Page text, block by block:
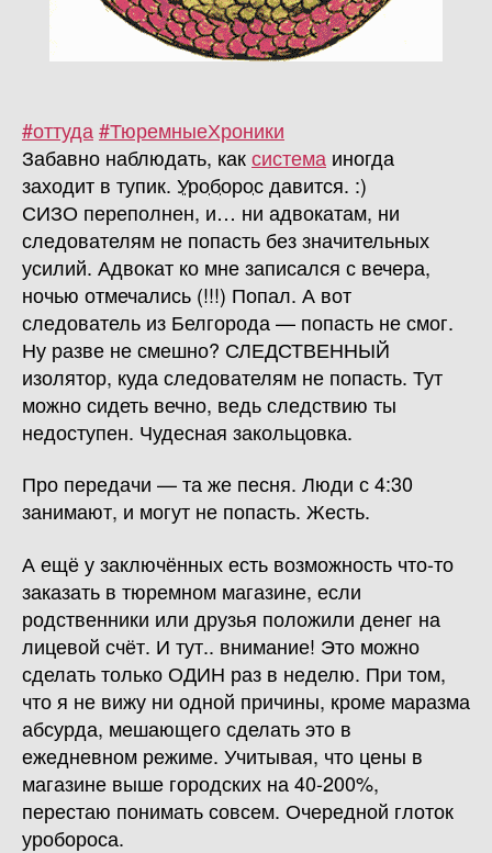
#оттуда #ТюремныеХроники
Забавно наблюдать, каксистема иногда
заходит в тупик. Уроборосдавится. :)
СИЗО переполнен, и… ни адвокатам, ни
следователям не попасть без значительных
усилий. Адвокат ко мне записался с вечера,
ночью отмечались (!!!) Попал. А вот
следователь из Белгорода — попасть не смог.
Ну разве не смешно? СЛЕДСТВЕННЫЙ
изолятор, куда следователям не попасть. Тут
можно сидеть вечно, ведь следствию ты
недоступен. Чудесная закольцовка.
Про передачи — та же песня. Люди с 4:30
занимают, и могут не попасть. Жесть.
А ещё у заключённых есть возможность что-то
заказать в тюремном магазине, если
родственники или друзья положили денег на
лицевой счёт. И тут.. внимание! Это можно
сделать только ОДИН раз в неделю. При том,
что я не вижу ни одной причины, кроме маразма
абсурда, мешающего сделать это в
ежедневном режиме. Учитывая, что цены в
магазине выше городских на 40-200%,
перестаю понимать совсем. Очередной глоток
уробороса.